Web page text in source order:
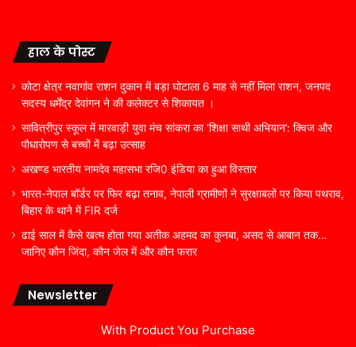
हाल के पोस्ट
कोटा क्षेत्र नवागांव राशन दुकान में बड़ा घोटाला 6 माह से नहीं मिला राशन, जनपद
सदस्य धर्मेंद्र देवांगन ने की कलेक्टर से शिकायत ।
सावित्रीपुर स्कूल में मारवाड़ी युवा मंच सांकरा का ‘शिक्षा साथी अभियान’: क्विज और
पौधारोपण से बच्चों में बढ़ा उत्साह
अखण्ड भारतीय नामदेव महासभा रजि0 इंडिया का हुआ विस्तार
भारत-नेपाल बॉर्डर पर फिर बढ़ा तनाव, नेपाली ग्रामीणों ने सुरक्षाबलों पर किया पथराव,
बिहार के थाने में FIR दर्ज
ढाई साल में कैसे खत्म होता गया अतीक अहमद का कुनबा, असद से आबान तक…
जानिए कौन जिंदा, कौन जेल में और कौन फरार
Newsletter
With Product You Purchase